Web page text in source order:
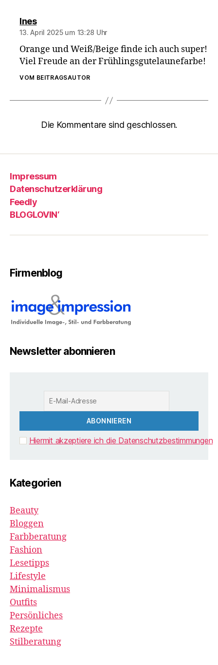
Inessagt:
13. April 2025 um 13:28 Uhr
Orange und Weiß/Beige finde ich auch super!
Viel Freude an der Frühlingsgutelaunefarbe!
VOM BEITRAGSAUTOR
Die Kommentare sind geschlossen.
Impressum
Datenschutzerklärung
Feedly
BLOGLOVIN‘
Firmenblog
Newsletter abonnieren
Hiermit akzeptiere ich die Datenschutzbestimmungen
Kategorien
Beauty
Bloggen
Farbberatung
Fashion
Lesetipps
Lifestyle
Minimalismus
Outfits
Persönliches
Rezepte
Stilberatung